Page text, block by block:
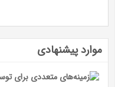
موارد پیشنهادی